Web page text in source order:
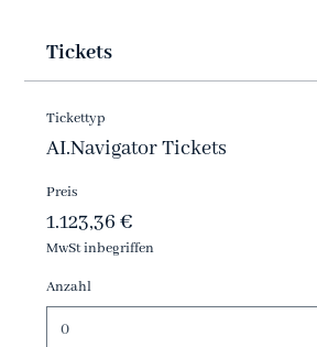
Tickets
Tickettyp
AI.Navigator Tickets
Preis
1.123,36 €
MwSt inbegriffen
Anzahl